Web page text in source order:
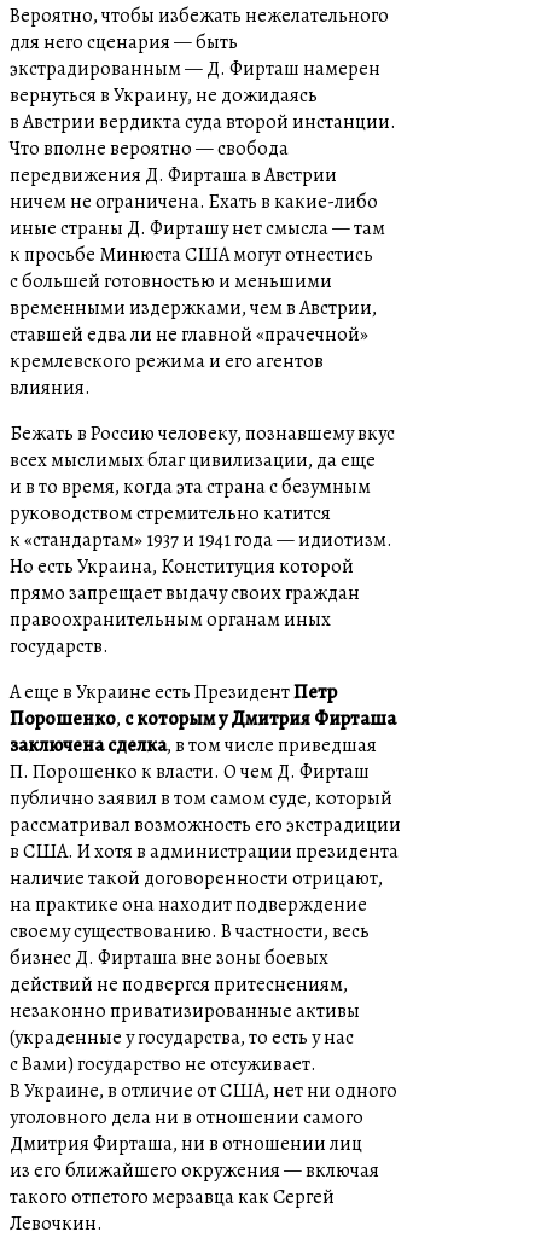
Вероятно, чтобы избежать нежелательного
для него сценария — быть
экстрадированным — Д. Фирташ намерен
вернуться в Украину, не дожидаясь
в Австрии вердикта суда второй инстанции.
Что вполне вероятно — свобода
передвижения Д. Фирташа в Австрии
ничемне ограничена. Ехать в какие-либо
иные страны Д. Фирташу нет смысла — там
к просьбе Минюста США могут отнестись
с большей готовностью и меньшими
временными издержками, чем в Австрии,
ставшей едва ли не главной «прачечной»
кремлевского режима и его агентов
влияния.
Бежать в Россию человеку, познавшему вкус
всех мыслимых благ цивилизации, да еще
и в то время, когда эта страна с безумным
руководством стремительно катится
к «стандартам» 1937 и 1941 года — идиотизм.
Но есть Украина, Конституция которой
прямо запрещает выдачу своих граждан
правоохранительным органам иных
государств.
А еще в Украине есть ПрезидентПетр
Порошенко, с которым у Дмитрия Фирташа
заключена сделка, в том числе приведшая
П. Порошенко к власти. О чем Д. Фирташ
публично заявил в том самом суде, который
рассматривал возможность его экстрадиции
в США. И хотя в администрации президента
наличие такой договоренности отрицают,
на практике она находит подверждение
своему существованию. В частности, весь
бизнес Д. Фирташа вне зоны боевых
действий не подвергся притеснениям,
незаконно приватизированные активы
(украденные у государства, то есть у нас
с Вами) государство не отсуживает.
В Украине, в отличие от США, нет ни одного
уголовного дела ни в отношении самого
Дмитрия Фирташа, ни в отношении лиц
из его ближайшего окружения — включая
такого отпетого мерзавца как Сергей
Левочкин.